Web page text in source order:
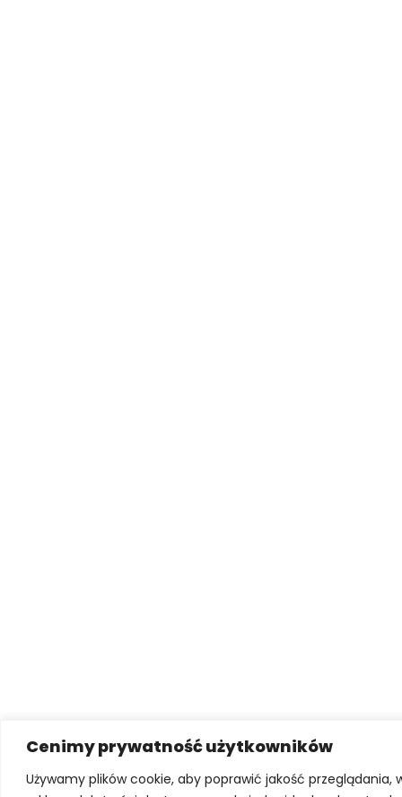
Cenimy prywatność użytkowników
Używamy plików cookie, aby poprawić jakość przeglądania,